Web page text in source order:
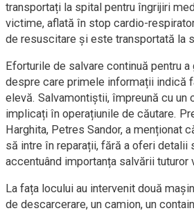
transportați la spital pentru îngrijiri
victime, aflată în stop cardio-
de resuscitare și este transportată la
Eforturile de salvare continuă pentru
despre care primele informații indică
elevă. Salvamontiștii, împreună cu un
implicați în operațiunile de căutare.
Harghita, Petres Sandor, a menționat
să intre în reparații, fără a oferi detalii
accentuând importanța salvării tuturor
La fața locului au intervenit două
de descarcerare, un camion, un